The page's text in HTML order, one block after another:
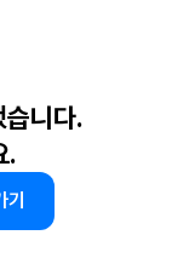
습니다.
.